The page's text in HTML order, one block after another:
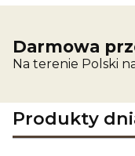
Darmowa
Na terenie Polski
Produkty